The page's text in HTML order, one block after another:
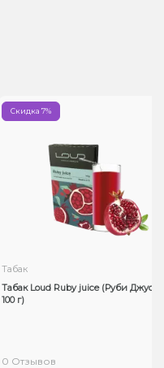
Скидка 7%
Табак
Табак Loud Ruby juice (Руби Джус,
100 г)
0 Отзывов